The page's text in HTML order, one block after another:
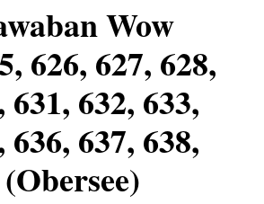
Wow
626, 627, 628,
631, 632, 633,
636, 637, 638,